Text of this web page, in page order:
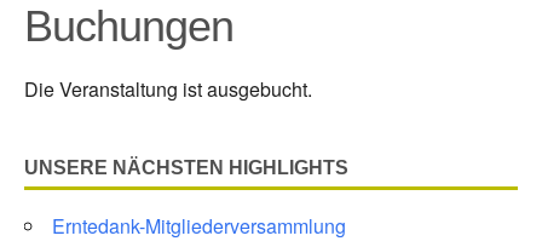
Buchungen
Die Veranstaltung ist ausgebucht.
UNSERE NÄCHSTEN HIGHLIGHTS
Erntedank-Mitgliederversammlung